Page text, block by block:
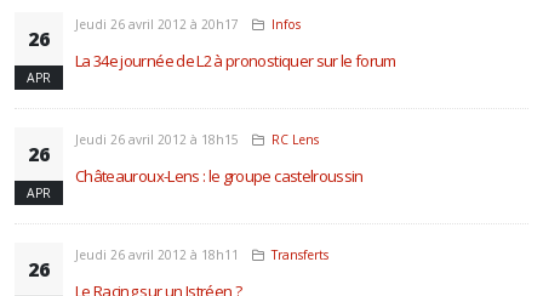
26
APR
Jeudi 26 avril 2012 à 20h17 Infos
La 34e journée de L2 à pronostiquer sur le forum
26
APR
Jeudi 26 avril 2012 à 18h15 RC Lens
Châteauroux-Lens : le groupe castelroussin
26
Jeudi 26 avril 2012 à 18h11 Transferts
Le Racing sur un Istréen ?